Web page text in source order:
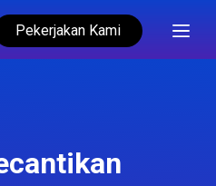
Pekerjakan Kami